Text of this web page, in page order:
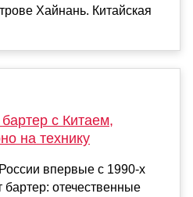
Хайнань. Китайская
с Китаем,
на технику
впервые с 1990-х
бартер: отечественные